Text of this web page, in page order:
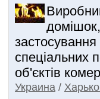
спеціальних
об'єктів
Украина /